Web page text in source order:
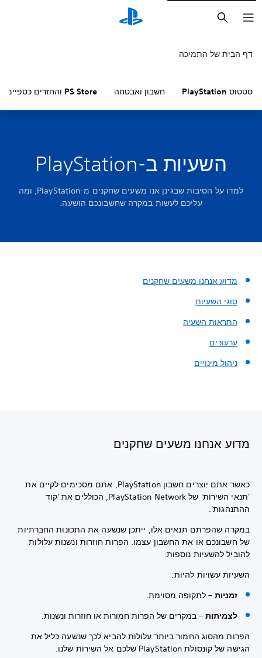
חיפוש
דף הבית של התמיכה
סטטוס PlayStation חשבון ואבטחה PS Store והחזרים כספיים
השעיות ב-PlayStation
למדו על הסיבות שבגינן אנו משעים שחקנים מ-PlayStation, ומה
עליכם לעשות במקרה שחשבונכם הושעה.
מדוע אנחנו משעים שחקנים
סוגי השעיות
התראות השעיה
ערעורים
ניהול מינויים
מדוע אנחנו משעים שחקנים
כאשר אתם יוצרים חשבון PlayStation, אתם מסכימים לקיים את
'תנאי השירות' של PlayStation Network, הכוללים את 'קוד
ההתנהגות'.
במקרה שהפרתם תנאים אלו, ייתכן שנשעה את התכונות החברתיות
של חשבונכם או את החשבון עצמו. הפרות חוזרות ונשנות עלולות
להוביל להשעיות נוספות.
השעיות עשויות להיות:
זמניות– לתקופה מסוימת.
לצמיתות– במקרים של הפרות חמורות או חוזרות ונשנות.
הפרות מהסוג החמור ביותר עלולות להביא לכך שנשעה כליל את
הגישה של קונסולת PlayStation שלכם אל השירות שלנו.